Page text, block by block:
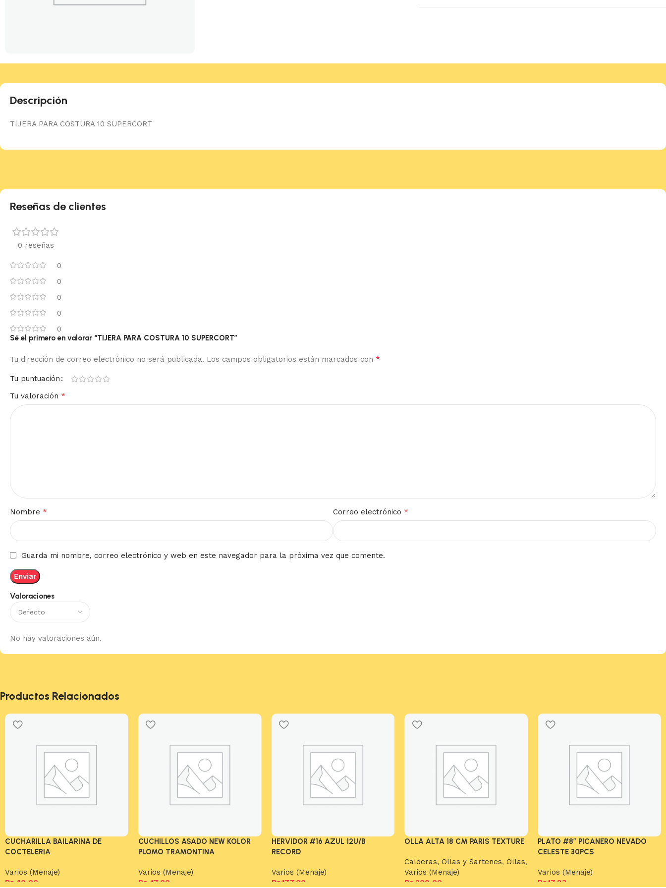
Descripción
TIJERA PARA COSTURA 10 SUPERCORT
Reseñas de clientes
0 reseñas
0
0
0
0
0
Valoraciones
No hay valoraciones aún.
Sé el primero en valorar “TIJERA PARA COSTURA 10 SUPERCORT”
Tu dirección de correo electrónico no será publicada. Los campos obligatorios están marcados con *
Tu puntuación
Tu valoración *
Nombre * Correo electrónico *
Guarda mi nombre, correo electrónico y web en este navegador para la próxima vez que comente.
Productos Relacionados
CUCHARILLA BAILARINA DE
COCTELERIA
Varios (Menaje)
Bs. 40,00
CUCHILLOS ASADO NEW KOLOR
PLOMO TRAMONTINA
Varios (Menaje)
Bs. 47,00
HERVIDOR #16 AZUL 12U/B
RECORD
Varios (Menaje)
Bs.177,00
OLLA ALTA 18 CM PARIS TEXTURE
Calderas, Ollas y Sartenes,Ollas,
Varios (Menaje)
Bs.200,00
PLATO #8″ PICANERO NEVADO
CELESTE 30PCS
Varios (Menaje)
Bs.17,83